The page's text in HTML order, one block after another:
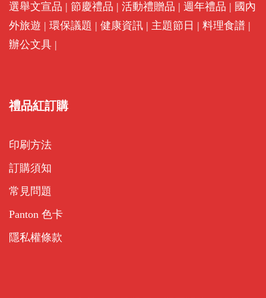
選舉文宣品 | 節慶禮品 | 活動禮贈品 | 週年禮品 | 國內
外旅遊 | 環保議題 | 健康資訊 | 主題節日 | 料理食譜 |
辦公文具 |
禮品紅訂購
印刷方法
訂購須知
常見問題
Panton 色卡
隱私權條款